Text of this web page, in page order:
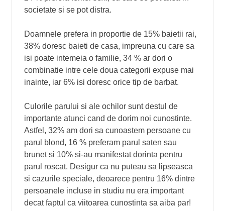
societate si se pot distra.
Doamnele prefera in proportie de 15% baietii rai,
38% doresc baieti de casa, impreuna cu care sa
isi poate intemeia o familie, 34 % ar dori o
combinatie intre cele doua categorii expuse mai
inainte, iar 6% isi doresc orice tip de barbat.
Culorile parului si ale ochilor sunt destul de
importante atunci cand de dorim noi cunostinte.
Astfel, 32% am dori sa cunoastem persoane cu
parul blond, 16 % preferam parul saten sau
brunet si 10% si-au manifestat dorinta pentru
parul roscat. Desigur ca nu puteau sa lipseasca
si cazurile speciale, deoarece pentru 16% dintre
persoanele incluse in studiu nu era important
decat faptul ca viitoarea cunostinta sa aiba par!